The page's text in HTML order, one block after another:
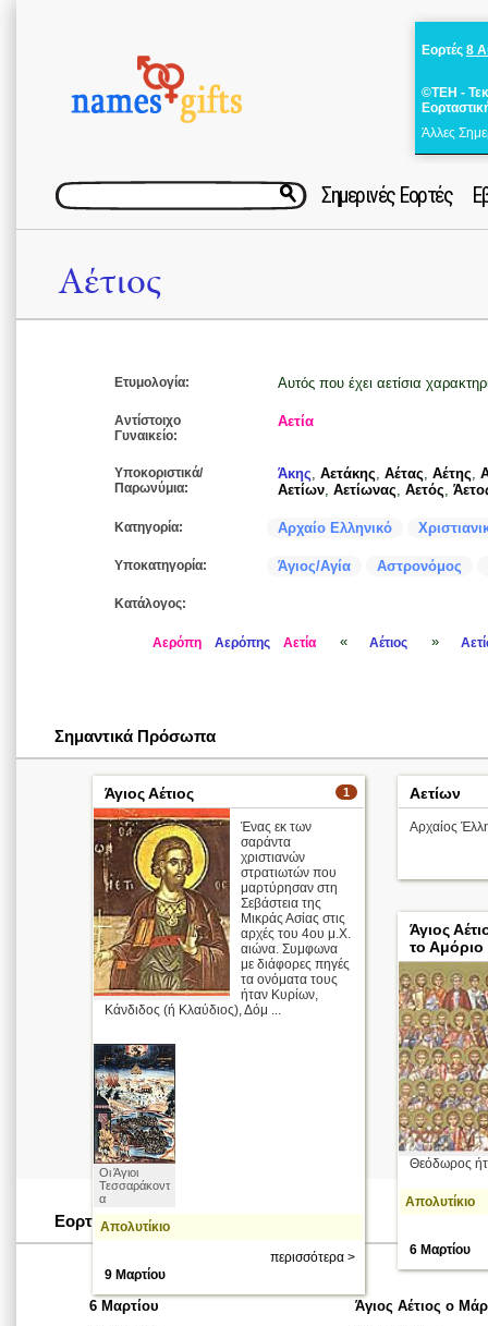
Εορτές 8
©ΤΕΗ -
Άλλες
Σημερινές Εορτές
Αέτιος
Ετυμολογία: Αυτός που έχει αετίσια
Αντίστοιχο
Γυναικείο:
Αετία
Υποκοριστικά/
Παρωνύμια:
Άκης, Αετάκης, Αέτας, Αέτης,
Αετίων, Αετίωνας, Αετός,
Κατηγορία: Αρχαίο Ελληνικό
Υποκατηγορία: Άγιος/Αγία Αστρονόμος
Κατάλογος:
Αερόπη Αερόπης Αετία « Αέτιος »
Σημαντικά Πρόσωπα
1
Άγιος Αέτιος
Ένας εκ των
σαράντα
χριστιανών
στρατιωτών που
μαρτύρησαν στη
Σεβάστεια της
Μικράς Ασίας στις
αρχές του 4ου μ.Χ.
αιώνα. Συμφωνα
με διάφορες πηγές
τα ονόματα τους
ήταν Κυρίων,
Κάνδιδος (ή Κλαύδιος), Δόμ ...
Οι Άγιοι
Τεσσαράκοντ
α
Απολυτίκιο
περισσότερα >
9 Μαρτίου
Αετίων
Αρχαίος
Άγιος
το Αμόριο
Θεόδωρος
Απολυτίκιο
6 Μαρτίου
Εορταστικές Ημερομηνίες
6 Μαρτίου
Άγιος Αέτιος ο